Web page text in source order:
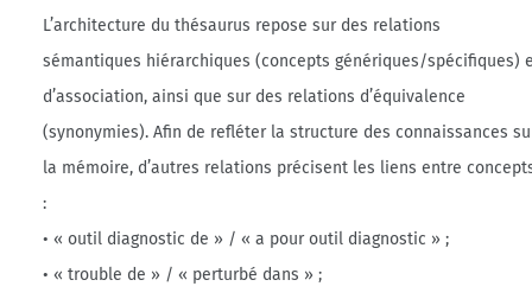
L’architecture du thésaurus repose sur des relations
sémantiques hiérarchiques (concepts génériques/spécifiques)
d’association, ainsi que sur des relations d’équivalence
(synonymies). Afin de refléter la structure des connaissances
la mémoire, d’autres relations précisent les liens entre
:
• « outil diagnostic de » / « a pour outil diagnostic » ;
• « trouble de » / « perturbé dans » ;